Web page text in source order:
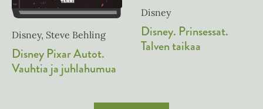
Disney, Steve Behling
Disney Pixar Autot.
Vauhtia ja juhlahumua
Disney
Disney. Prinsessat.
Talven taikaa